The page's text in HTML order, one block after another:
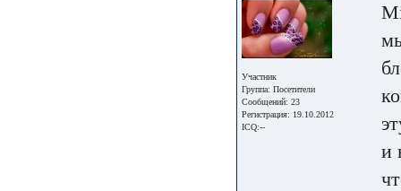
Участник
Группа: Посетители
Сообщений: 23
Регистрация: 19.10.2012
ICQ:--
и